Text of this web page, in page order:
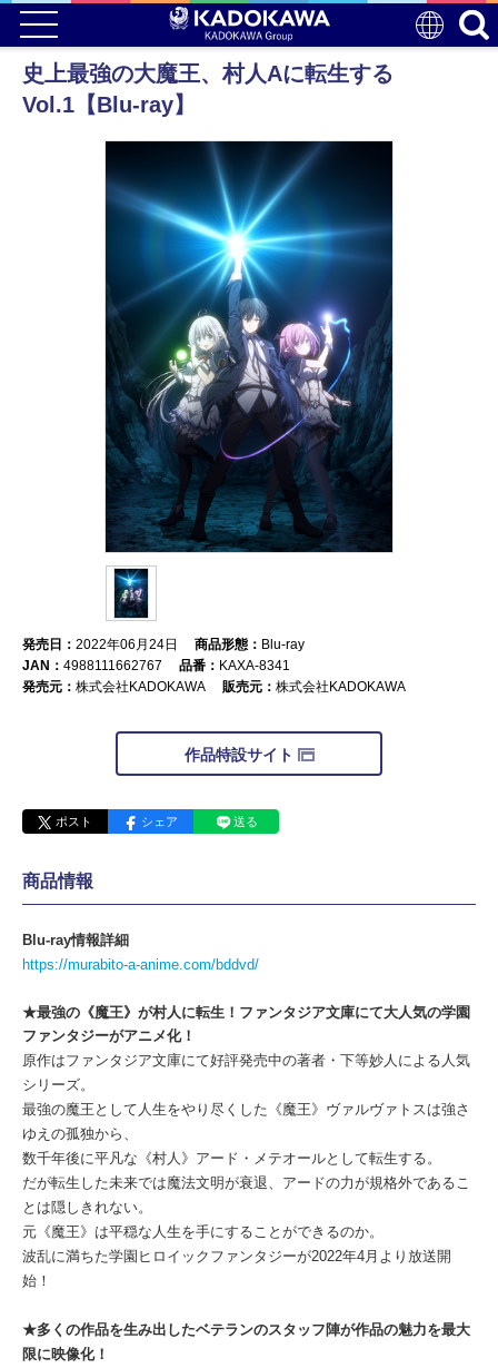
史上最強の大魔王、村人Aに転生する
Vol.1【Blu-ray】
発売日： 2022年06月24日 商品形態： Blu-ray
JAN： 4988111662767 品番： KAXA-8341
発売元： 株式会社KADOKAWA 販売元： 株式会社KADOKAWA
作品特設サイト
ポスト シェア 送る
商品情報
Blu-ray情報詳細
https://murabito-a-anime.com/bddvd/
★最強の《魔王》が村人に転生！ファンタジア文庫にて大人気の学園
ファンタジーがアニメ化！
原作はファンタジア文庫にて好評発売中の著者・下等妙人による人気
シリーズ。
最強の魔王として人生をやり尽くした《魔王》ヴァルヴァトスは強さ
ゆえの孤独から、
数千年後に平凡な《村人》アード・メテオールとして転生する。
だが転生した未来では魔法文明が衰退、アードの力が規格外であるこ
とは隠しきれない。
元《魔王》は平穏な人生を手にすることができるのか。
波乱に満ちた学園ヒロイックファンタジーが2022年4月より放送開
始！
★多くの作品を生み出したベテランのスタッフ陣が作品の魅力を最大
限に映像化！